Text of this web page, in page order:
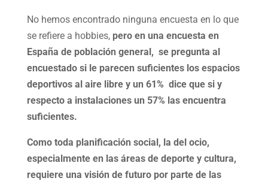
No hemos encontrado ninguna encuesta en lo que
se refiere a hobbies, pero en una encuesta en
España de población general, se pregunta al
encuestado si le parecen suficientes los espacios
deportivos al aire libre y un 61% dice que si y
respecto a instalaciones un 57% las encuentra
suficientes.
Como toda planificación social, la del ocio,
especialmente en las áreas de deporte y cultura,
requiere una visión de futuro por parte de las